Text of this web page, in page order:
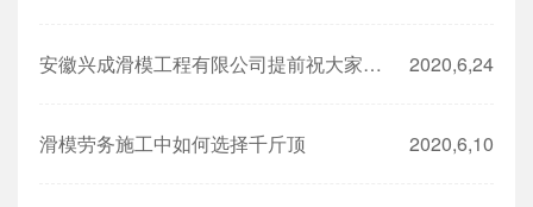
安徽兴成滑模工程有限公司提前祝大家端午安康！ 2020,6,24
滑模劳务施工中如何选择千斤顶 2020,6,10